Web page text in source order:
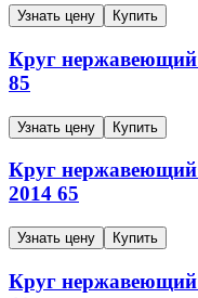
Узнать цену Купить
Круг нержавеющий
85
Узнать цену Купить
Круг нержавеющий
2014 65
Узнать цену Купить
Круг нержавеющий